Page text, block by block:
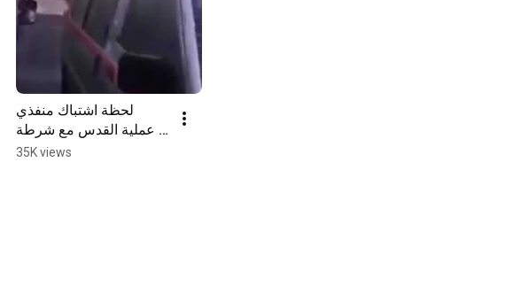
لحظة اشتباك منفذي
عملية القدس مع شرطة
الاحتلال
35K views